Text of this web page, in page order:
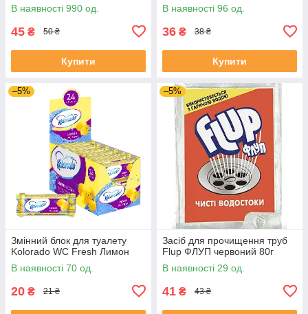
В наявності 990 од.
45 ₴ 50 ₴
Купити
В наявності 96 од.
36 ₴ 38 ₴
Купити
–5%
Змінний блок для туалету
Kolorado WC Fresh Лимон
В наявності 70 од.
20 ₴ 21 ₴
–5%
Засіб для прочищення труб
Flup ФЛУП червоний 80г
В наявності 29 од.
41 ₴ 43 ₴